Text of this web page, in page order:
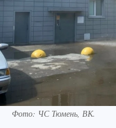
Фото: ЧС Тюмень, ВК.